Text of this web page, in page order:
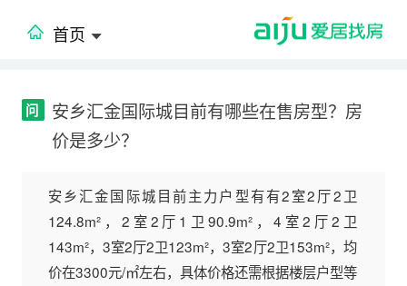
首页
问
安乡汇金国际城目前有哪些在售房型？房
价是多少？
安乡汇金国际城目前主力户型有有2室2厅2卫
124.8m²，2室2厅1卫90.9m²，4室2厅2卫
143m²，3室2厅2卫123m²，3室2厅2卫153m²，均
价在3300元/㎡左右，具体价格还需根据楼层户型等